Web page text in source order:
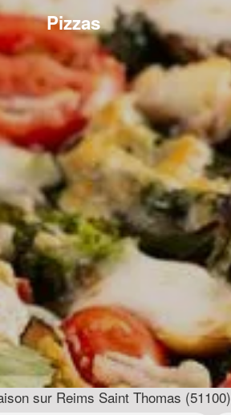
Pizzas
sur Reims Saint Thomas (51100)